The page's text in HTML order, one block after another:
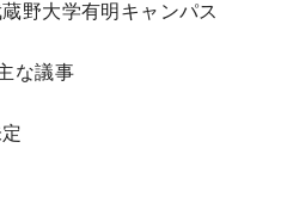
野大学有明キャンパス
な議事